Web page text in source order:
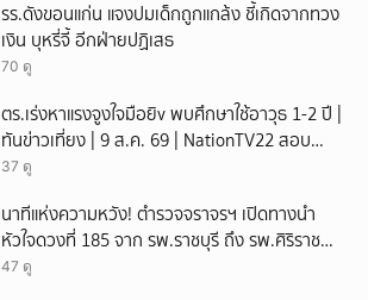
รร.ดังขอนแก่น แจงปมเด็กถูกแกล้ง ชี้เกิดจากทวง
เงิน บุหรี่จี้ อีกฝ่ายปฏิเสธ
70 ดู
ตร.เร่งหาแรงจูงใจมือยิv พบศึกษาใช้อาวุธ 1-2 ปี |
ทันข่าวเที่ยง | 9 ส.ค. 69 | NationTV22 สอบ
พยานแล้ว 17 ปาก เร่งตรวจมือถือและหลักฐานที่
เพื่อน และสื่อโซเ
37 ดู
นาทีแห่งความหวัง! ตำรวจจราจรฯ เปิดทางนำ
หัวใจดวงที่ 185 จาก รพ.ราชบุรี ถึง รพ.ศิริราช
สำเร็จใน 48 นาที
47 ดู